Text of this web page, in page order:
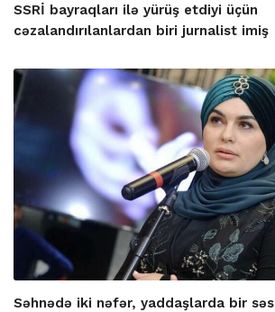
SSRİ bayraqları ilə yürüş etdiyi üçün
cəzalandırılanlardan biri jurnalist imiş
Səhnədə iki nəfər, yaddaşlarda bir səs